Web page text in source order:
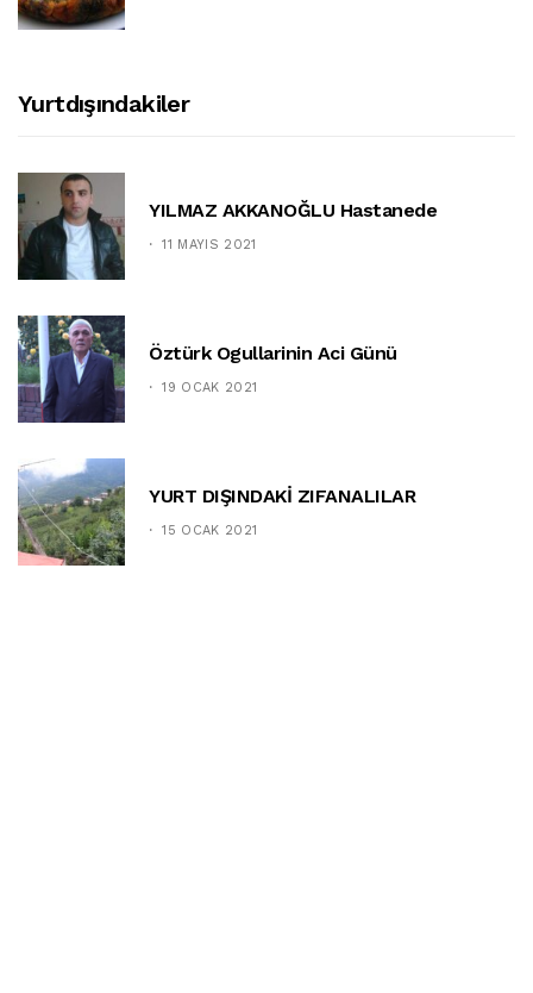
Yurtdışındakiler
YILMAZ AKKANOĞLU Hastanede
11 MAYIS 2021
Öztürk Ogullarinin Aci Günü
19 OCAK 2021
YURT DIŞINDAKİ ZIFANALILAR
15 OCAK 2021